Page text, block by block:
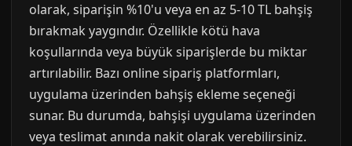
olarak, siparişin %10'u veya en az 5-10 TL bahşiş
bırakmak yaygındır. Özellikle kötü hava
koşullarında veya büyük siparişlerde bu miktar
artırılabilir. Bazı online sipariş platformları,
uygulama üzerinden bahşiş ekleme seçeneği
sunar. Bu durumda, bahşişi uygulama üzerinden
veya teslimat anında nakit olarak verebilirsiniz.